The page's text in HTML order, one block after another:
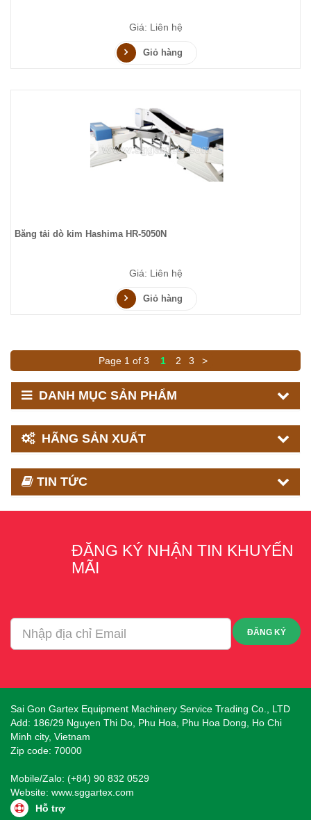
Giá: Liên hệ
Giỏ hàng
Băng tải dò kim Hashima HR-5050N
Giá: Liên hệ
Giỏ hàng
Page 1 of 3 1 2 3 >
DANH MỤC SẢN PHẨM
HÃNG SẢN XUẤT
TIN TỨC
ĐĂNG KÝ NHẬN TIN KHUYẾN
MÃI
ĐĂNG KÝ
Sai Gon Gartex Equipment Machinery Service Trading Co., LTD
Add: 186/29 Nguyen Thi Do, Phu Hoa, Phu Hoa Dong, Ho Chi
Minh city, Vietnam
Zip code: 70000
Mobile/Zalo: (+84) 90 832 0529
Website: www.sggartex.com
Hỗ trợ